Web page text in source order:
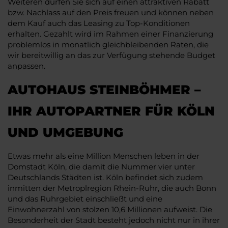
bzw. Nachlass auf den Preis freuen und können neben
dem Kauf auch das Leasing zu Top-Konditionen
erhalten. Gezahlt wird im Rahmen einer Finanzierung
problemlos in monatlich gleichbleibenden Raten, die
wir bereitwillig an das zur Verfügung stehende Budget
anpassen.
AUTOHAUS STEINBÖHMER –
IHR AUTOPARTNER FÜR KÖLN
UND UMGEBUNG
Etwas mehr als eine Million Menschen leben in der
Domstadt Köln, die damit die Nummer vier unter
Deutschlands Städten ist. Köln befindet sich zudem
inmitten der Metroplregion Rhein-Ruhr, die auch Bonn
und das Ruhrgebiet einschließt und eine
Einwohnerzahl von stolzen 10,6 Millionen aufweist. Die
Besonderheit der Stadt besteht jedoch nicht nur in ihrer